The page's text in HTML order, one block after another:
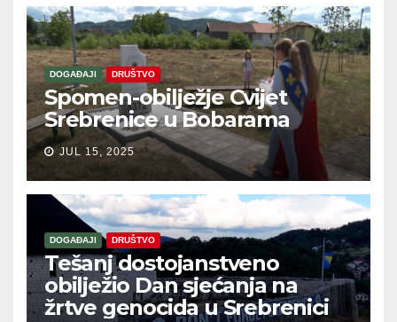
DOGAĐAJI DRUŠTVO
Spomen-obilježje Cvijet
Srebrenice u Bobarama
JUL 15, 2025
DOGAĐAJI DRUŠTVO
Tešanj dostojanstveno
obilježio Dan sjećanja na
žrtve genocida u Srebrenici